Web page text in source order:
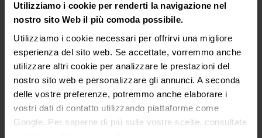
Utilizziamo i cookie per renderti la navigazione nel
nostro sito Web il più comoda possibile.
Utilizziamo i cookie necessari per offrirvi una migliore
esperienza del sito web. Se accettate, vorremmo anche
utilizzare altri cookie per analizzare le prestazioni del
nostro sito web e personalizzare gli annunci. A seconda
delle vostre preferenze, potremmo anche elaborare i
vostri dati di contatto utilizzando piattaforme come
Google. Per saperne di più sulle vostre scelte, consultate
Iscrizione alla Newsletter
Cosa c'è di nuovo in Purple Trading, Market
Shot, Analisi di mercato e articoli...
Iscriviti
* Riconosco e accetto che i miei dati personali vengano trattati in